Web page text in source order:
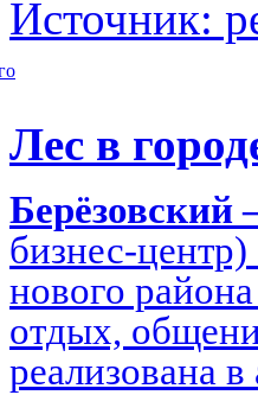
Источник:
Лес в
Берёзовский
бизнес-
нового
отдых,
реализована